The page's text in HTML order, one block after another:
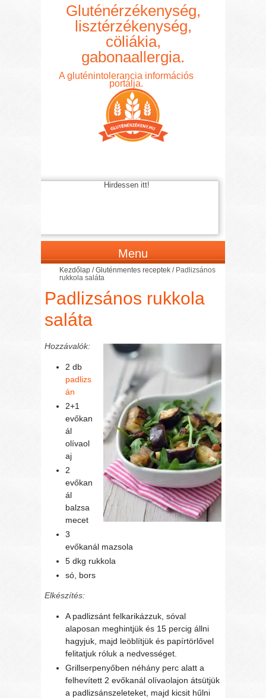
Gluténérzékenység,
lisztérzékenység,
cöliákia,
gabonaallergia.
A gluténintolerancia információs
portálja.
Hirdessen itt!
Menu
Kezdőlap /Gluténmentes receptek / Padlizsános
rukkola saláta
Padlizsános rukkola
saláta
Hozzávalók:
2 db
padlizs
án
2+1
evőkan
ál
olívaol
aj
2
evőkan
ál
balzsa
mecet
3
evőkanál mazsola
5 dkg rukkola
só, bors
Elkészítés:
A padlizsánt felkarikázzuk, sóval
alaposan meghintjük és 15 percig állni
hagyjuk, majd leöblítjük és papírtörlővel
felitatjuk róluk a nedvességet.
Grillserpenyőben néhány perc alatt a
felhevített 2 evőkanál olívaolajon átsütjük
a padlizsánszeleteket, majd kicsit hűlni